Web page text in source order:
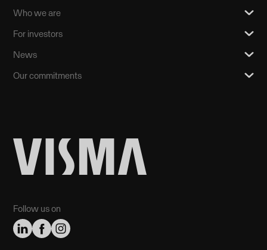
Follow us on
Who we are
For investors
News
Our commitments